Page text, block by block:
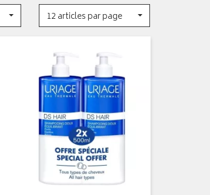
12 articles par page